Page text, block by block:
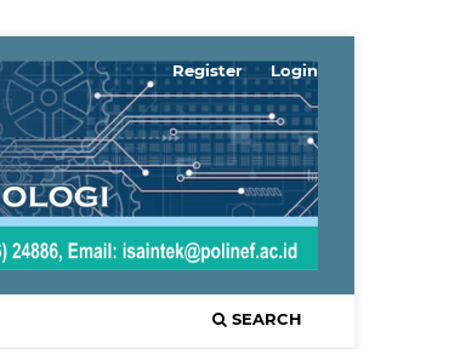
SEARCH
Register Login